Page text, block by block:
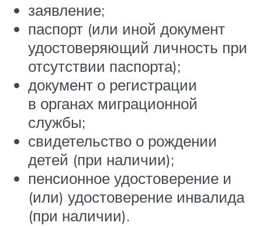
заявление;
паспорт (или иной документ
удостоверяющий личность при
отсутствии паспорта);
документ о регистрации
в органах миграционной
службы;
свидетельство о рождении
детей (при наличии);
пенсионное удостоверение и
(или) удостоверение инвалида
(при наличии).